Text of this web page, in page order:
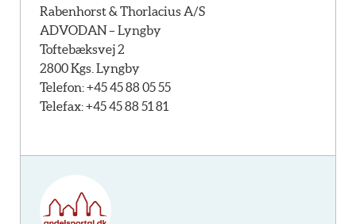
Rabenhorst & Thorlacius A/S
ADVODAN – Lyngby
Toftebæksvej 2
2800 Kgs. Lyngby
Telefon: +45 45 88 05 55
Telefax: +45 45 88 51 81